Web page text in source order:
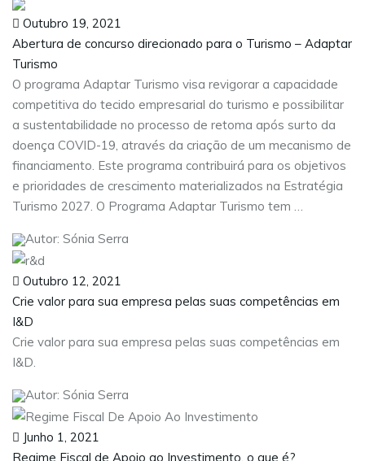
Outubro 19, 2021
Abertura de concurso direcionado para o Turismo – Adaptar
Turismo
O programa Adaptar Turismo visa revigorar a capacidade
competitiva do tecido empresarial do turismo e possibilitar
a sustentabilidade no processo de retoma após surto da
doença COVID-19, através da criação de um mecanismo de
financiamento. Este programa contribuirá para os objetivos
e prioridades de crescimento materializados na Estratégia
Turismo 2027. O Programa Adaptar Turismo tem …
Autor: Sónia Serra
Outubro 12, 2021
Crie valor para sua empresa pelas suas competências em
I&D
Crie valor para sua empresa pelas suas competências em
I&D.
Autor: Sónia Serra
Junho 1, 2021
Regime Fiscal de Apoio ao Investimento, o que é?